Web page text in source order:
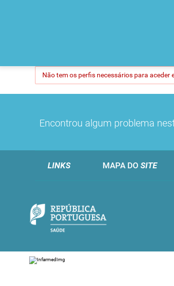
Não tem os perfis necessários para aceder
Encontrou algum problema
LINKS MAPA DO SITE